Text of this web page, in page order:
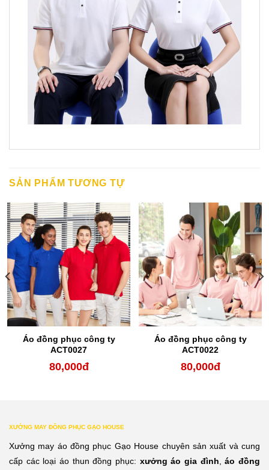
SẢN PHẨM TƯƠNG TỰ
Áo đồng phục công ty
ACT0027
80,000đ
Áo đồng phục công ty
ACT0022
80,000đ
XƯỞNG MAY ĐỒNG PHỤC GẠO HOUSE
Xưởng may áo đồng phục Gạo House chuyên sản xuất và cung
cấp các loại áo thun đồng phục: xưởng áo gia đình ,áo đồng